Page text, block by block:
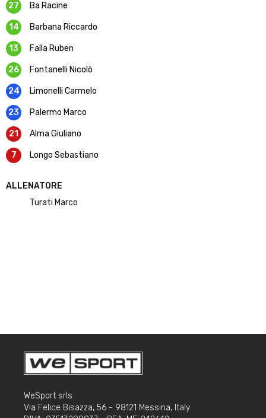
27 Ba Racine
14 Barbana Riccardo
13 Falla Ruben
26 Fontanelli Nicolò
24 Limonelli Carmelo
23 Palermo Marco
21 Alma Giuliano
7 Longo Sebastiano
ALLENATORE
Turati Marco
WeSport srls
Via Felice Bisazza, 56 - 98121 Messina, Italy